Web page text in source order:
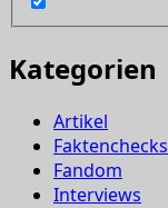
Kategorien
Artikel
Faktenchecks
Fandom
Interviews